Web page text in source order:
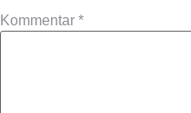
Kommentar *